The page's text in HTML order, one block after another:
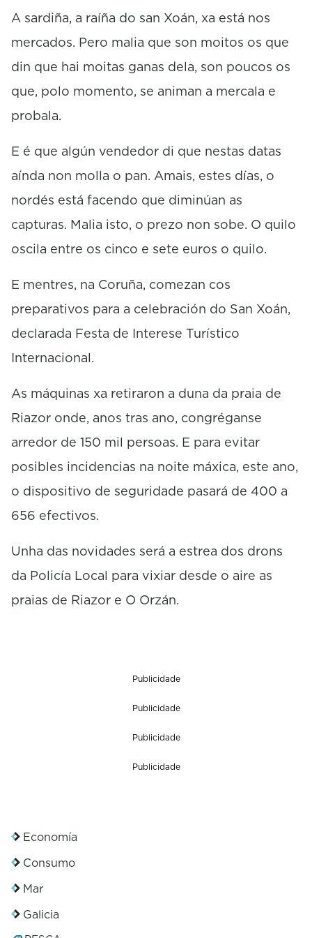
o
d
A sardiña, a raíña do san Xoán, xa está nos
mercados. Pero malia que son moitos os que
din que hai moitas ganas dela, son poucos os
que, polo momento, se animan a mercala e
probala.
E é que algún vendedor di que nestas datas
aínda non molla o pan. Amais, estes días, o
nordés está facendo que diminúan as
capturas. Malia isto, o prezo non sobe. O quilo
oscila entre os cinco e sete euros o quilo.
E mentres, na Coruña, comezan cos
preparativos para a celebración do San Xoán,
declarada Festa de Interese Turístico
Internacional.
As máquinas xa retiraron a duna da praia de
Riazor onde, anos tras ano, congréganse
arredor de 150 mil persoas. E para evitar
posibles incidencias na noite máxica, este ano,
o dispositivo de seguridade pasará de 400 a
656 efectivos.
Unha das novidades será a estrea dos drons
da Policía Local para vixiar desde o aire as
praias de Riazor e O Orzán.
Publicidade
Publicidade
Publicidade
Publicidade
Economía
Consumo
Mar
Galicia